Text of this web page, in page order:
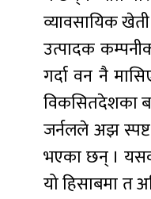
व्यावसायिक
उत्पादक
गर्दा वन नै
विकसितदेशका
जर्नलले अझ
भएका छन् ।
यो हिसाबमा त